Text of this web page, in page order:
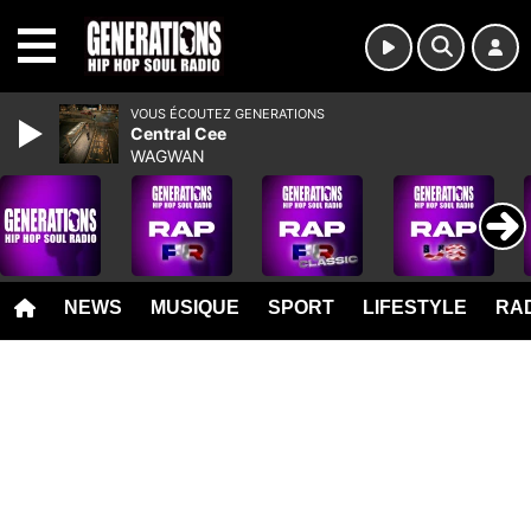
NEWS MUSIQUE SPORT LIFESTYLE
VOUS ÉCOUTEZ GENERATIONS
Central Cee
WAGWAN